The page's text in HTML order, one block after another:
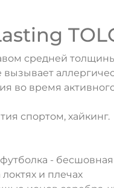
средней
вызывает
во время
спортом, хайкинг.
- бесшовная
и плечах